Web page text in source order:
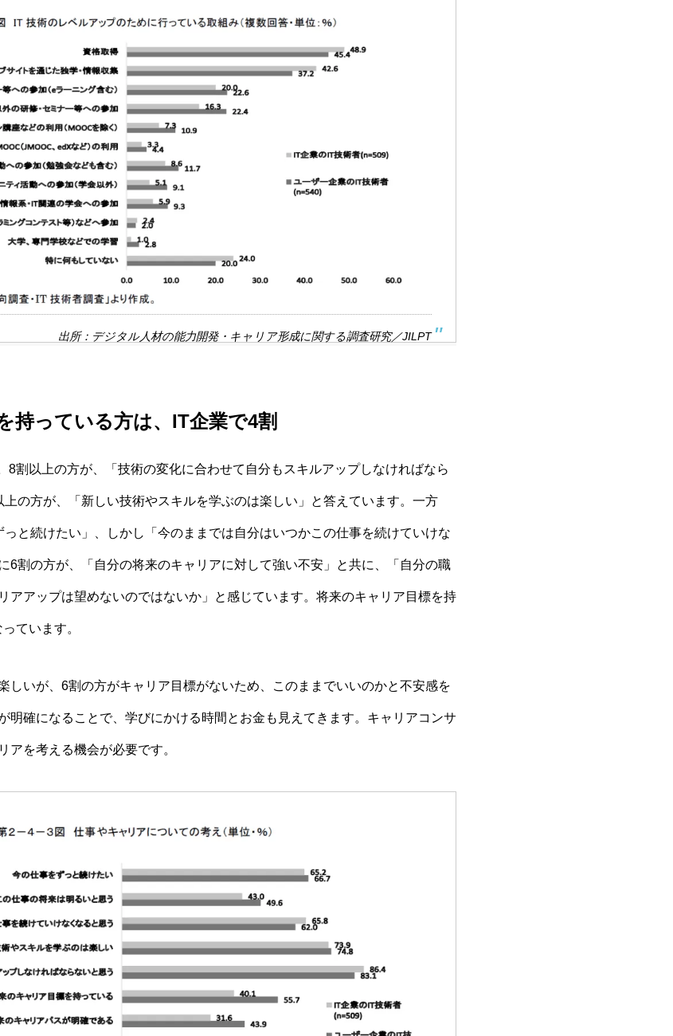
出所：デジタル人材の能力開発・キャリア形成に関する調査研究／JILPT
持っている方は、IT企業で4割
8割以上の方が、「技術の変化に合わせて自分もスキルアップしなければなら
の方が、「新しい技術やスキルを学ぶのは楽しい」と答えています。一方
と続けたい」、しかし「今のままでは自分はいつかこの仕事を続けていけな
6割の方が、「自分の将来のキャリアに対して強い不安」と共に、「自分の職
アアップは望めないのではないか」と感じています。将来のキャリア目標を持
ています。
しいが、6割の方がキャリア目標がないため、このままでいいのかと不安感を
明確になることで、学びにかける時間とお金も見えてきます。 キャリアコンサ
アを考える機会が必要です。